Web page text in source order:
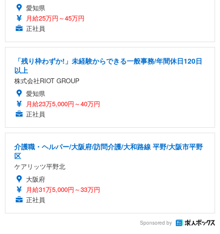
愛知県
月給25万円～45万円
正社員
「残り枠わずか!」未経験からできる一般事務/年間休日120日
以上
株式会社RIOT GROUP
愛知県
月給23万5,000円～40万円
正社員
介護職・ヘルパー/大阪府/訪問介護/大和路線 平野/大阪市平野
区
ケアリッツ平野北
大阪府
月給31万5,000円～33万円
正社員
Sponsored by